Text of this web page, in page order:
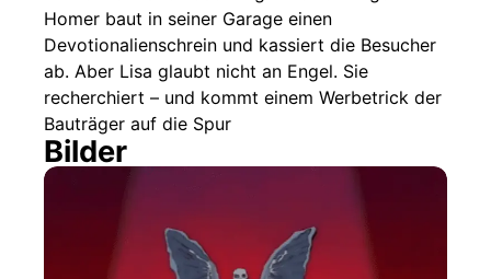
Homer baut in seiner Garage einen
Devotionalienschrein und kassiert die Besucher
ab. Aber Lisa glaubt nicht an Engel. Sie
recherchiert – und kommt einem Werbetrick der
Bauträger auf die Spur
Bilder